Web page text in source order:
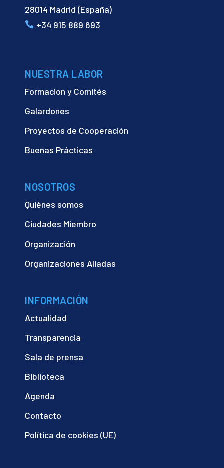
28014 Madrid (España)
+34 915 889 693
NUESTRA LABOR
Formacion y Comités
Galardones
Proyectos de Cooperación
Buenas Prácticas
NOSOTROS
Quiénes somos
Ciudades Miembro
Organización
Organizaciones Aliadas
INFORMACIÓN
Actualidad
Transparencia
Sala de prensa
Biblioteca
Agenda
Contacto
Política de cookies (UE)